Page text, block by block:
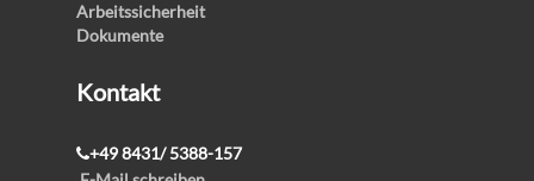
Arbeitssicherheit
Dokumente
Kontakt
+49 8431/ 5388-157